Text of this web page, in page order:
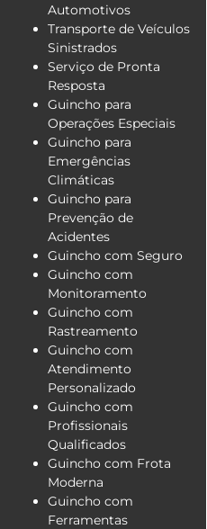
Automotivos
Transporte de Veículos
Sinistrados
Serviço de Pronta
Resposta
Guincho para
Operações Especiais
Guincho para
Emergências
Climáticas
Guincho para
Prevenção de
Acidentes
Guincho com Seguro
Guincho com
Monitoramento
Guincho com
Rastreamento
Guincho com
Atendimento
Personalizado
Guincho com
Profissionais
Qualificados
Guincho com Frota
Moderna
Guincho com
Ferramentas